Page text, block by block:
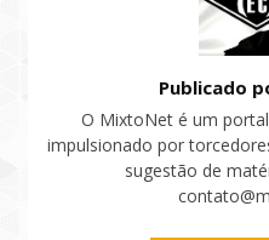
Publicado
O MixtoNet é um
impulsionado por
sugestão de